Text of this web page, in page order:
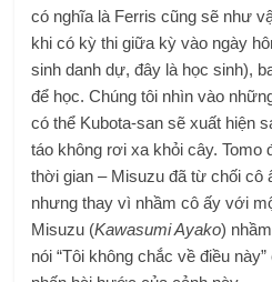
có nghĩa là Ferris cũng sẽ như
khi có kỳ thi giữa kỳ vào ngày
sinh danh dự, đây là học sinh),
để học. Chúng tôi nhìn vào
có thể Kubota-san sẽ xuất hiện
táo không rơi xa khỏi cây. Tomo
thời gian – Misuzu đã từ chối
nhưng thay vì nhầm cô ấy với
Misuzu (Kawasumi Ayako)
nói “Tôi không chắc về điều